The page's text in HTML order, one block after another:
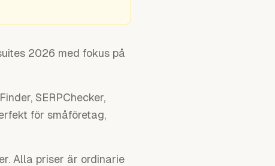
2026 med fokus på
SERPChecker,
för småföretag,
Alla priser är ordinarie